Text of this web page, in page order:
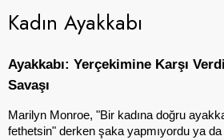
Kadın Ayakkabı
Ayakkabı: Yerçekimine Karşı
Savaşı
Marilyn Monroe, "Bir kadına doğru
fethetsin" derken şaka yapmıyordu ya